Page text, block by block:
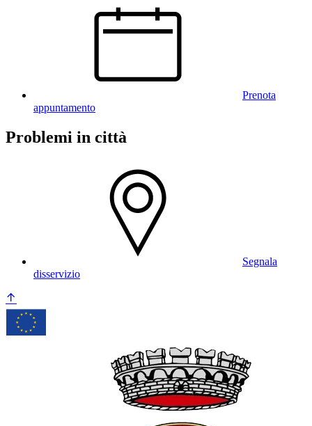
Prenota
appuntamento
Problemi in città
Segnala
disservizio